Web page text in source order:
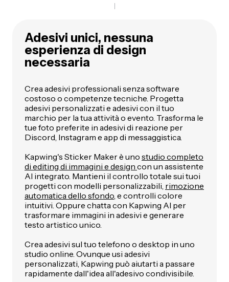
Adesivi unici, nessuna
esperienza di design
necessaria
Crea adesivi professionali senza software
costoso o competenze tecniche. Progetta
adesivi personalizzati e adesivi con il tuo
marchio per la tua attività o evento. Trasforma le
tue foto preferite in adesivi di reazione per
Discord, Instagram e app di messaggistica.
Kapwing's Sticker Maker è uno studio completo
di editing di immagini e design con un assistente
AI integrato. Mantieni il controllo totale sui tuoi
progetti con modelli personalizzabili, rimozione
automatica dello sfondo, e controlli colore
intuitivi. Oppure chatta con Kapwing AI per
trasformare immagini in adesivi e generare
testo artistico unico.
Crea adesivi sul tuo telefono o desktop in uno
studio online. Ovunque usi adesivi
personalizzati, Kapwing può aiutarti a passare
rapidamente dall'idea all'adesivo condivisibile.